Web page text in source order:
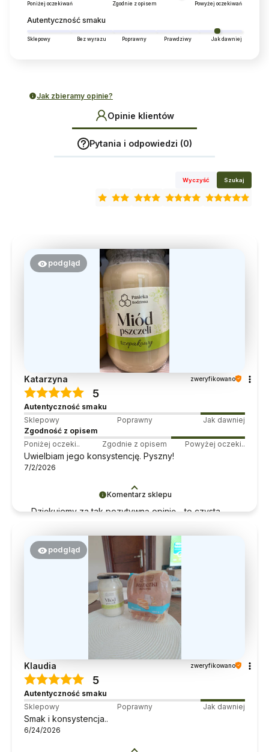
Poniżej oczekiwań Zgodnie z opisem Powyżej oczekiwań
Autentyczność smaku
Sklepowy Bez wyrazu Poprawny Prawdziwy Jak dawniej
Jak zbieramy opinie?
Opinie klientów
Pytania i odpowiedzi (0)
Wyczyść Szukaj
Komentarz sklepu
Dziękujemy za tak pozytywną opinię - to czysta
Doceniamy czas i wysiłek włożony w podzielenie
się z nami Twoimi doświadczeniami. Do zobaczenia!
podgląd
Katarzyna zweryfikowano
5
Autentyczność smaku
Sklepowy
Poprawny
Jak dawniej
Zgodność z opisem
Poniżej oczeki..
Zgodnie z opisem Powyżej oczeki..
Uwielbiam jego konsystencję. Pyszny!
7/2/2026
podgląd
Klaudia zweryfikowano
5
Autentyczność smaku
Sklepowy
Poprawny Jak dawniej
Smak i konsystencja..
6/24/2026